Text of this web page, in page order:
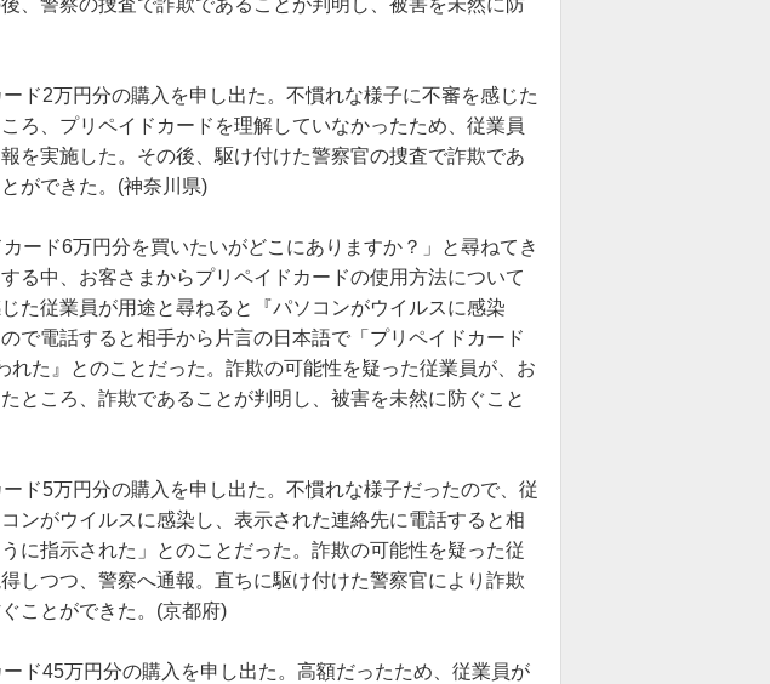
、警察の捜査で詐欺であることが判明し、被害を未然に防
ド2万円分の購入を申し出た。不慣れな様子に不審を感じた
ろ、プリペイドカードを理解していなかったため、従業員
を実施した。その後、駆け付けた警察官の捜査で詐欺であ
ができた。(神奈川県)
ード6万円分を買いたいがどこにありますか？」と尋ねてき
る中、お客さまからプリペイドカードの使用方法について
た従業員が用途と尋ねると『パソコンがウイルスに感染
で電話すると相手から片言の日本語で「プリペイドカード
れた』とのことだった。詐欺の可能性を疑った従業員が、お
ところ、詐欺であることが判明し、被害を未然に防ぐこと
ド5万円分の購入を申し出た。不慣れな様子だったので、従
ンがウイルスに感染し、表示された連絡先に電話すると相
に指示された」とのことだった。詐欺の可能性を疑った従
しつつ、警察へ通報。直ちに駆け付けた警察官により詐欺
ことができた。(京都府)
ド45万円分の購入を申し出た。高額だったため、従業員が